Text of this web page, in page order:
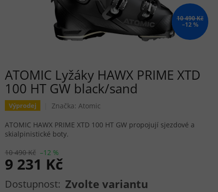
10 490 Kč
–12 %
ATOMIC Lyžáky HAWX PRIME XTD
100 HT GW black/sand
Výprodej Značka: Atomic
10 490 Kč –12 %
9 231 Kč
Měrná cena: Zvolte variantu
ATOMIC HAWX PRIME XTD 100 HT GW propojují sjezdové a
skialpinistické boty.